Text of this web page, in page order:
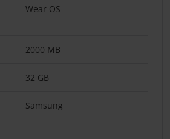
Wear OS
2000 MB
32 GB
Samsung